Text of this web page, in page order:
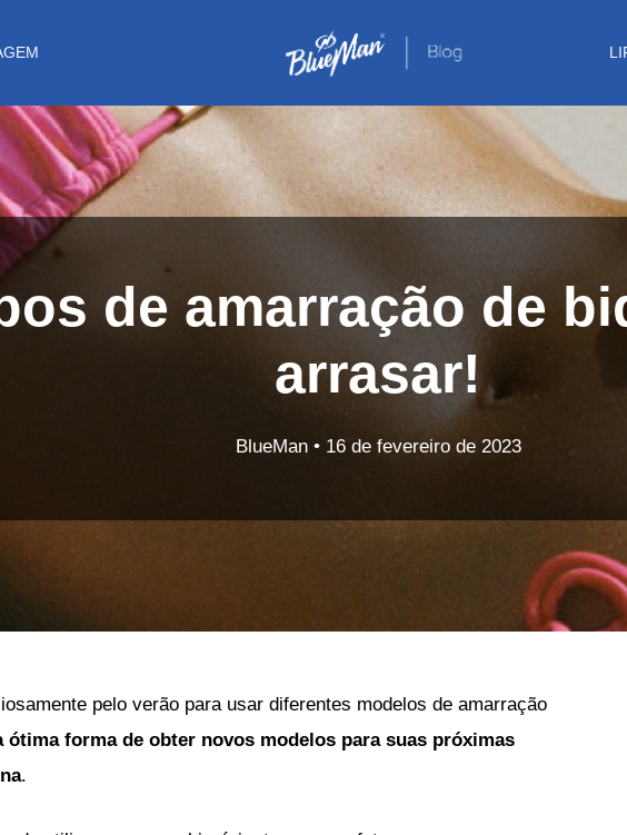
de amarração de
arrasar!
BlueMan • 16 de fevereiro de 2023
pelo verão para usar diferentes modelos de amarração
ótima forma de obter novos modelos para suas próximas
.